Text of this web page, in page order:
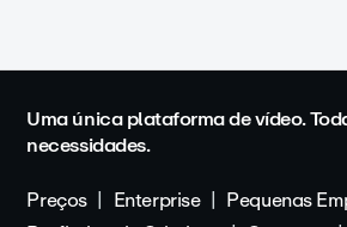
Uma única plataforma de vídeo.
necessidades.
Preços
Enterprise
Pequenas